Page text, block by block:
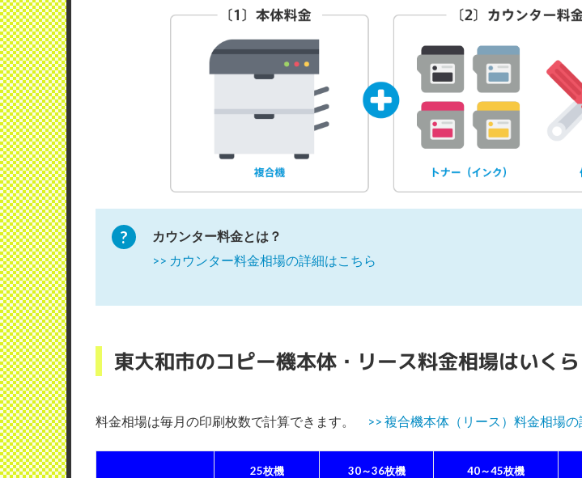
カウンター料金とは？
>> カウンター料金相場の詳細はこちら
東大和市のコピー機本体・リース料金相場はいくら
料金相場は毎月の印刷枚数で計算できます。 >> 複合機本体（リース）料金相場
25枚機 30～36枚機 40～45枚機